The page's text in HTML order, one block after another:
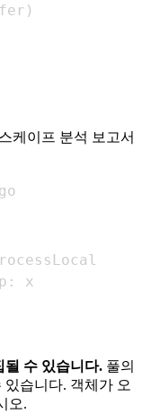
)
케이프 분석 보고서
x
될 수 있습니다. 풀의
습니다. 객체가 오
오.